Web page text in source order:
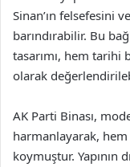
Sinan’ın felsefesini
barındırabilir. Bu
tasarımı, hem
olarak
AK Parti Binası,
harmanlayarak,
koymuştur. Yapının